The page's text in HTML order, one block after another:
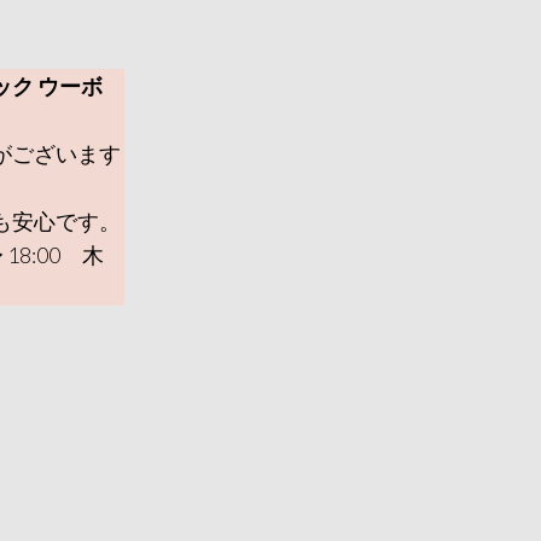
ク ウーボ
ございます
心です。
18:00 木